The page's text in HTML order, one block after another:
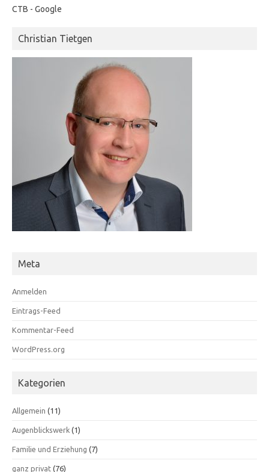
CTB - Google
Christian Tietgen
Meta
Anmelden
Eintrags-Feed
Kommentar-Feed
WordPress.org
Kategorien
Allgemein (11)
Augenblickswerk (1)
Familie und Erziehung (7)
ganz privat (76)